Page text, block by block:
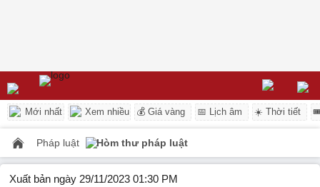
Mới nhất Xem nhiều 💰 Giá vàng 📅 Lịch âm ☀️ Thời tiết
Pháp luật Hòm thư pháp luật
Xuất bản ngày 29/11/2023 01:30 PM